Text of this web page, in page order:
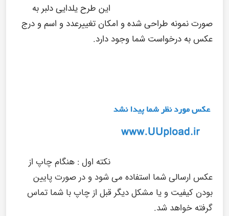
این طرح یلدایی دلبر به
صورت نمونه طراحی شده و امکان تغییرعدد و اسم و درج
عکس به درخواست شما وجود دارد.
نکته اول : هنگام چاپ از
عکس ارسالی شما استفاده می شود و در صورت پایین
بودن کیفیت و یا مشکل دیگر قبل از چاپ با شما تماس
گرفته خواهد شد.